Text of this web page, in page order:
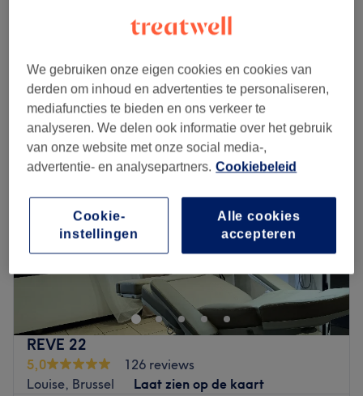
Maandag 10:30
Dinsdag
10:30
14:00
Woensdag
Gesloten
Donderdag
10:30– 14:00
10:30–14:00
Zaterdag
10:00–17:00
Zondag
Gesloten
Luxury Beauty Center est un salon de coiffure et de
beauté situé à Bruxelles, à côté du square Marie-Louise.
Dans cet établissement, vous retrouverez trois
entrepreneuses, chacune avec leurs spécialités ! Que vous
soyez à la recherche d'une nouvelle coiffeuse, une
esthéticienne ou d'une masseuse, vous trouverez votre
bonheur chez Luxury Beauty Center !
REVE 22
5,0
126 reviews
Louise, Brussel
Laat zien op de kaart
We gebruiken onze eigen cookies en cookies van
derden om inhoud en advertenties te personaliseren,
mediafuncties te bieden en ons verkeer te
analyseren. We delen ook informatie over het gebruik
van onze website met onze social media-,
advertentie- en analysepartners. Cookiebeleid
Alle cookies
accepteren
Cookie-
instellingen